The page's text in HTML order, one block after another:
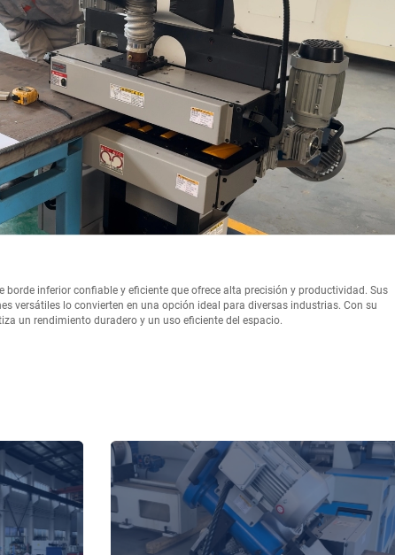
borde inferior confiable y eficiente que ofrece alta precisión y productividad. Sus
versátiles lo convierten en una opción ideal para diversas industrias. Con su
un rendimiento duradero y un uso eficiente del espacio.